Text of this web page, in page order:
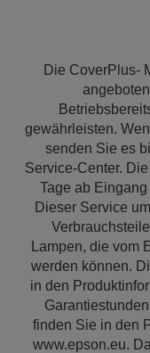
Die CoverPlus-
gewährleisten.
senden Sie es
Service-Center.
Tage ab
Dieser Service
Lampen, die vom
werden können.
in den
finden Sie in den
www.epson.eu.